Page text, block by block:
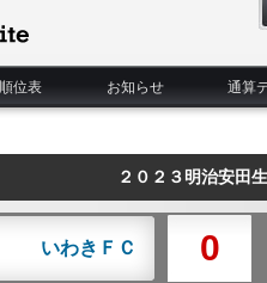
順位表 お知らせ 通算
２０２３明治安田
いわきＦＣ 0